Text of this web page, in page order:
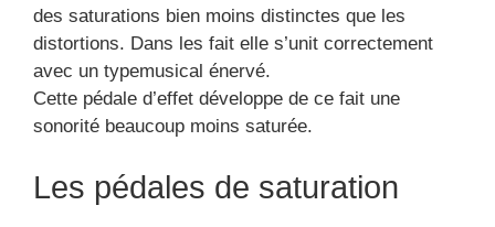
des saturations bien moins distinctes que les
distortions. Dans les fait elle s’unit correctement
avec un typemusical énervé.
Cette pédale d’effet développe de ce fait une
sonorité beaucoup moins saturée.
Les pédales de saturation